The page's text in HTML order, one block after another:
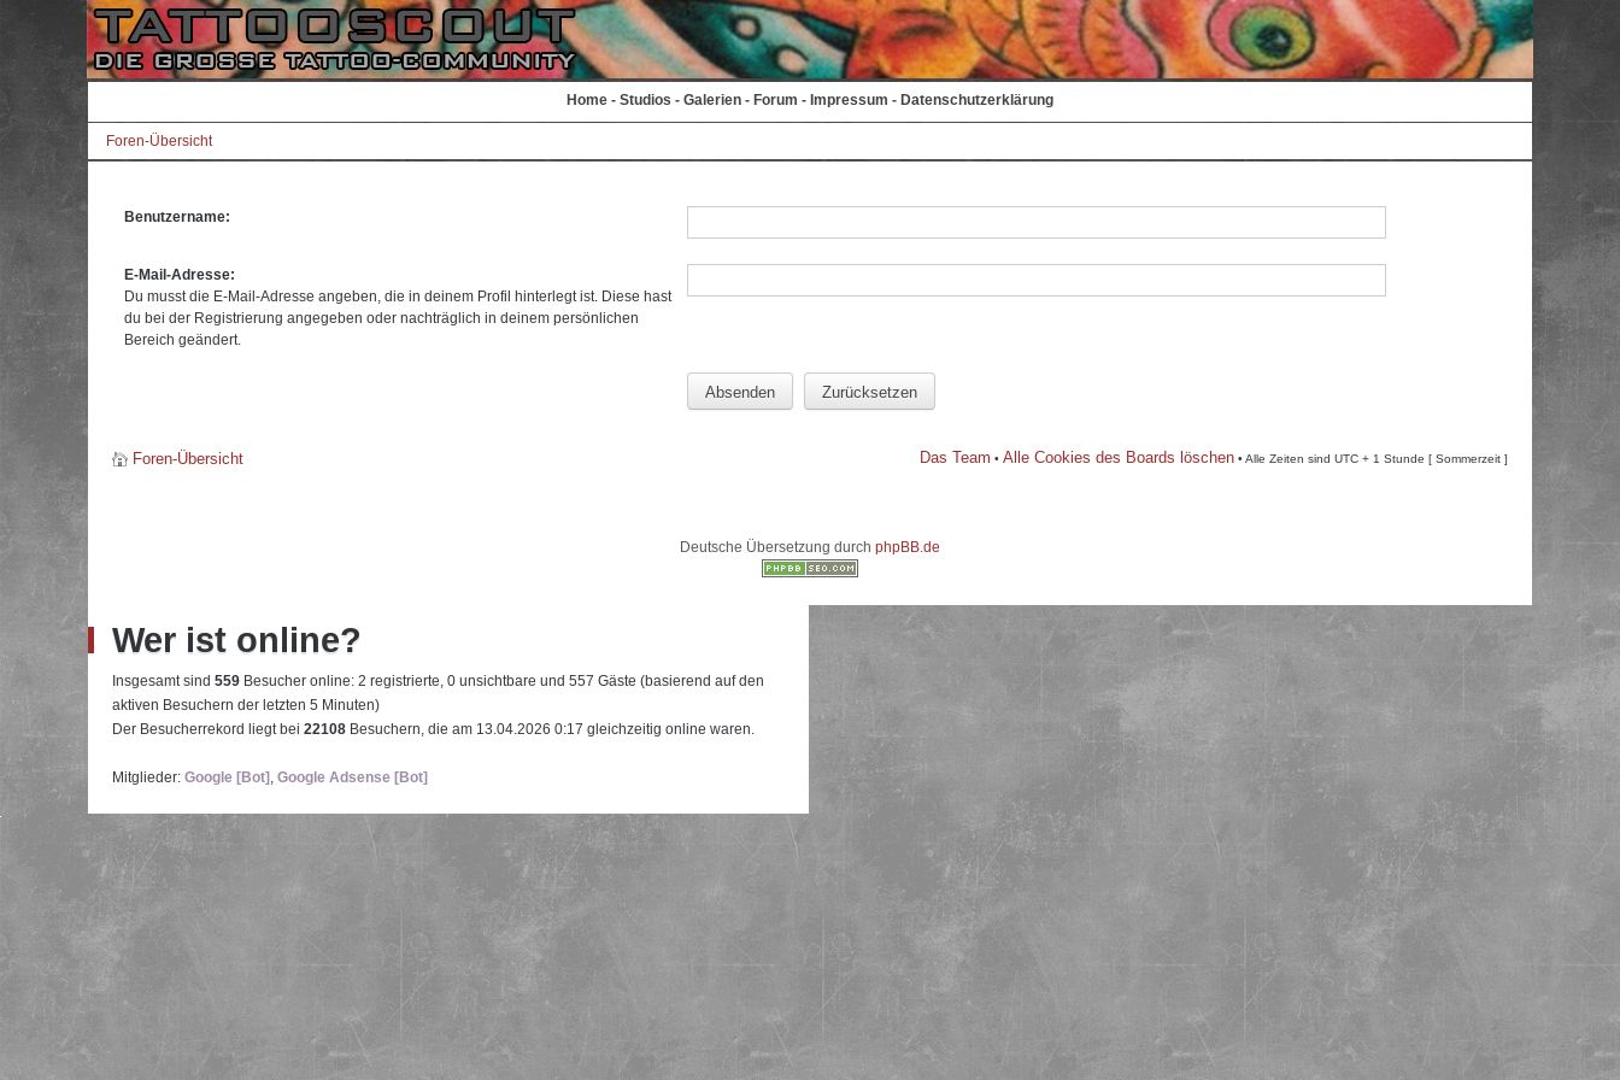
Home - Studios - Galerien - Forum - Impressum - Datenschutzerklärung
Foren-Übersicht
Benutzername:
E-Mail-Adresse:
Du musst die E-Mail-Adresse angeben, die in deinem Profil hinterlegt ist. Diese hast
du bei der Registrierung angegeben oder nachträglich in deinem persönlichen
Bereich geändert.
Foren-Übersicht Das Team • Alle Cookies des Boards löschen • Alle Zeiten sind UTC + 1 Stunde [ Sommerzeit ]
Deutsche Übersetzung durch phpBB.de
Wer ist online?
Insgesamt sind 559 Besucher online: 2 registrierte, 0 unsichtbare und 557 Gäste (basierend auf den
aktiven Besuchern der letzten 5 Minuten)
Der Besucherrekord liegt bei 22108 Besuchern, die am 13.04.2026 0:17 gleichzeitig online waren.
Mitglieder: Google [Bot] , Google Adsense [Bot]